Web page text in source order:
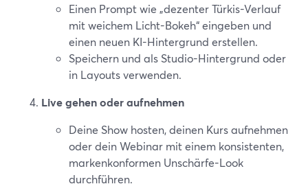
Einen Prompt wie „dezenter Türkis-Verlauf
mit weichem Licht-Bokeh“ eingeben und
einen neuen KI-Hintergrund erstellen.
Speichern und als Studio-Hintergrund oder
in Layouts verwenden.
Live gehen oder aufnehmen
Deine Show hosten, deinen Kurs aufnehmen
oder dein Webinar mit einem konsistenten,
markenkonformen Unschärfe-Look
durchführen.